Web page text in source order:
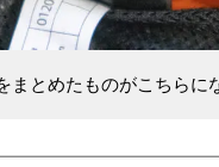
まとめたものがこちらに